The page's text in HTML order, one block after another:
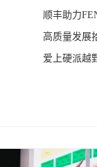
顺丰助力
高质量发展
爱上硬派越